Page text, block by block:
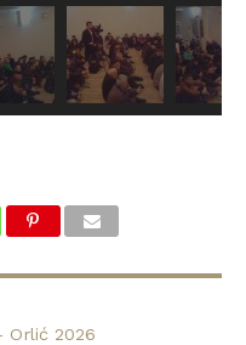
Orlić 2026